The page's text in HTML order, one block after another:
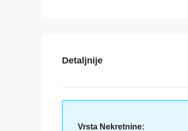
Detaljnije
Vrsta Nekretnine: